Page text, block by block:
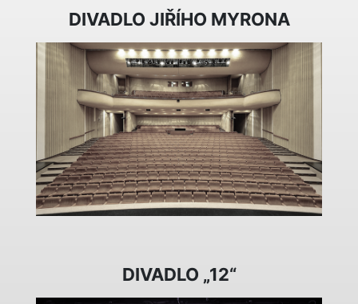
DIVADLO JIŘÍHO MYRONA
DIVADLO „12“